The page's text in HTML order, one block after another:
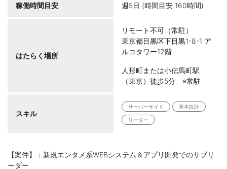
稼働時間目安 週5日 (時間目安 160時間)
はたらく場所
リモート不可（常駐）
東京都目黒区下目黒1-8-1 ア
ルコタワー12階
人形町または小伝馬町駅
（東京）徒歩5分 ※常駐
スキル
サーバーサイド 基本設計
リーダー
【案件】：新規エンタメ系WEBシステム＆アプリ開発でのサブリ
ーダー